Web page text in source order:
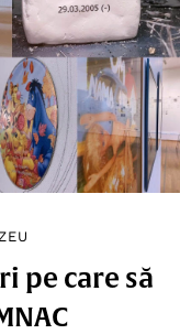
pe care să